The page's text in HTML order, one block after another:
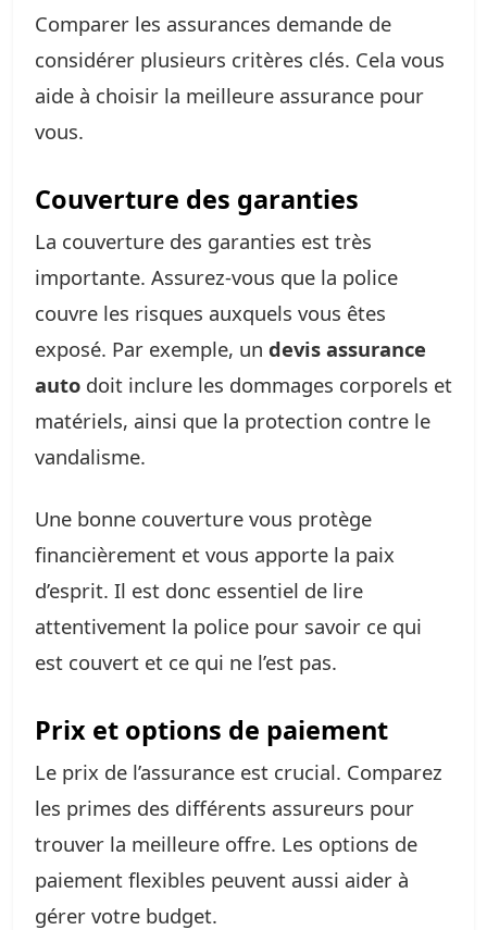
Comparer les assurances demande de
considérer plusieurs critères clés. Cela vous
aide à choisir la meilleure assurance pour
vous.
Couverture des garanties
La couverture des garanties est très
importante. Assurez-vous que la police
couvre les risques auxquels vous êtes
exposé. Par exemple, un devis assurance
auto doit inclure les dommages corporels et
matériels, ainsi que la protection contre le
vandalisme.
Une bonne couverture vous protège
financièrement et vous apporte la paix
d’esprit. Il est donc essentiel de lire
attentivement la police pour savoir ce qui
est couvert et ce qui ne l’est pas.
Prix et options de paiement
Le prix de l’assurance est crucial. Comparez
les primes des différents assureurs pour
trouver la meilleure offre. Les options de
paiement flexibles peuvent aussi aider à
gérer votre budget.